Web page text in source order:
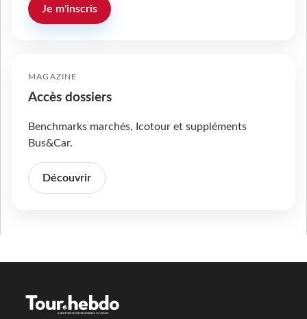
Je m'inscris
MAGAZINE
Accès dossiers
Benchmarks marchés, Icotour et suppléments
Bus&Car.
Découvrir